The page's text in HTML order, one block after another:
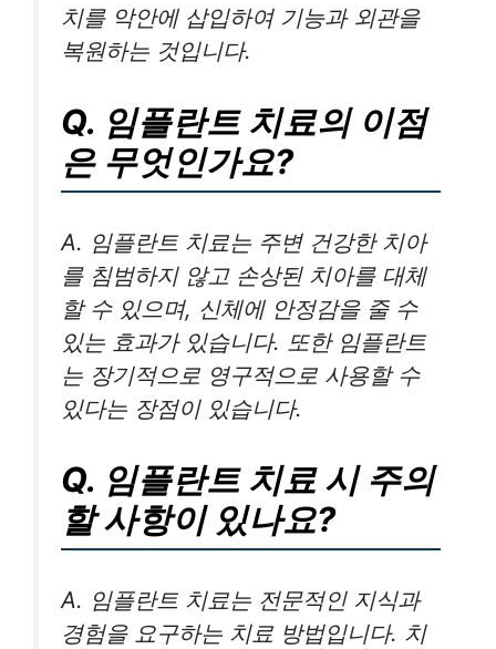
치를 악안에 삽입하여 기능과 외관을
복원하는 것입니다.
Q. 임플란트 치료의 이점
은 무엇인가요?
A. 임플란트 치료는 주변 건강한 치아
를 침범하지 않고 손상된 치아를 대체
할 수 있으며, 신체에 안정감을 줄 수
있는 효과가 있습니다. 또한 임플란트
는 장기적으로 영구적으로 사용할 수
있다는 장점이 있습니다.
Q. 임플란트 치료 시 주의
할 사항이 있나요?
A. 임플란트 치료는 전문적인 지식과
경험을 요구하는 치료 방법입니다. 치